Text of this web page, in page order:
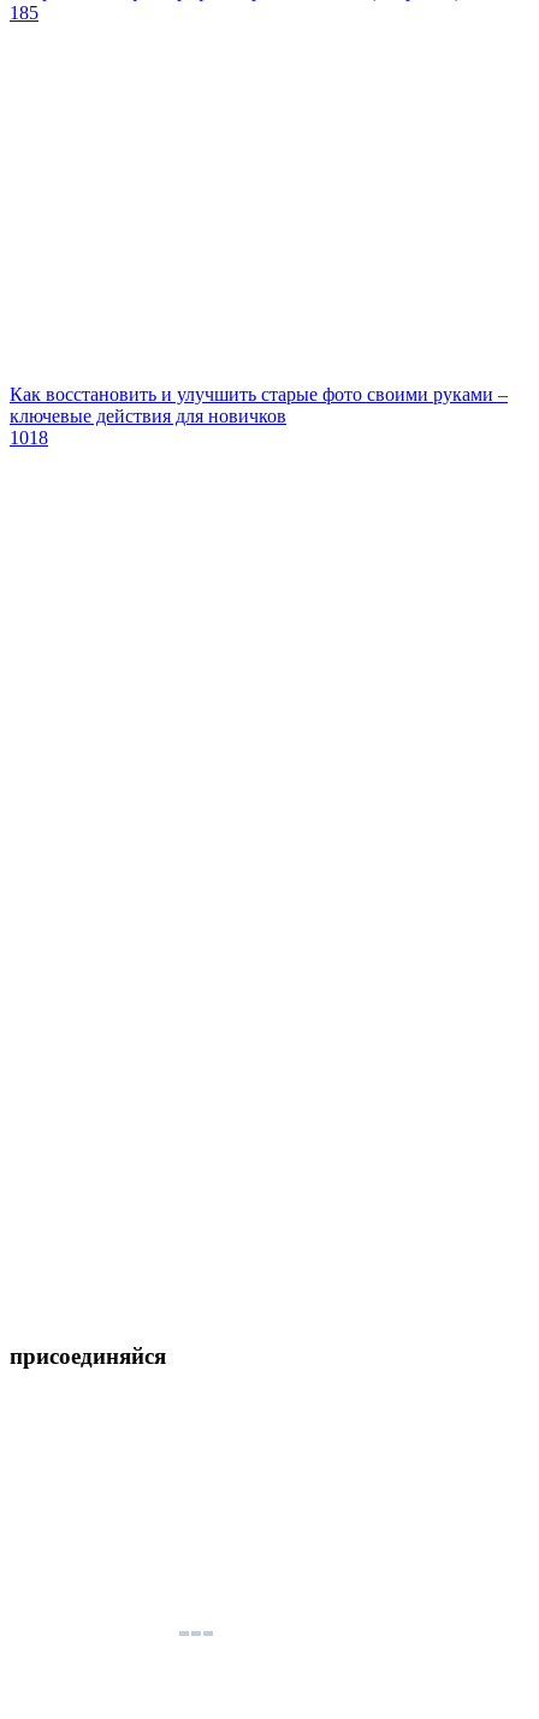
185
Как восстановить и улучшить старые фото своими руками –
ключевые действия для новичков
1018
присоединяйся